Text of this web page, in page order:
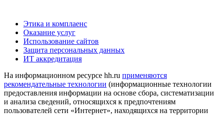
Этика и комплаенс
Оказание услуг
Использование сайтов
Защита персональных данных
ИТ аккредитация
На информационном ресурсе hh.ru применяются
рекомендательные технологии (информационные технологии
предоставления информации на основе сбора, систематизации
и анализа сведений, относящихся к предпочтениям
пользователей сети «Интернет», находящихся на территории